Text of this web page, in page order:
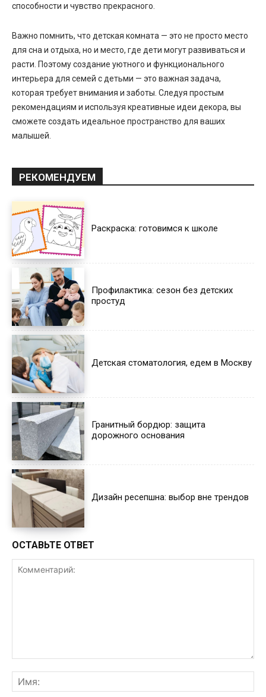
способности и чувство прекрасного.
Важно помнить, что детская комната — это не просто место
для сна и отдыха, но и место, где дети могут развиваться и
расти. Поэтому создание уютного и функционального
интерьера для семей с детьми — это важная задача,
которая требует внимания и заботы. Следуя простым
рекомендациям и используя креативные идеи декора, вы
сможете создать идеальное пространство для ваших
малышей.
РЕКОМЕНДУЕМ
Раскраска: готовимся к школе
Профилактика: сезон без детских
простуд
Детская стоматология, едем в Москву
Гранитный бордюр: защита
дорожного основания
Дизайн ресепшна: выбор вне трендов
ОСТАВЬТЕ ОТВЕТ